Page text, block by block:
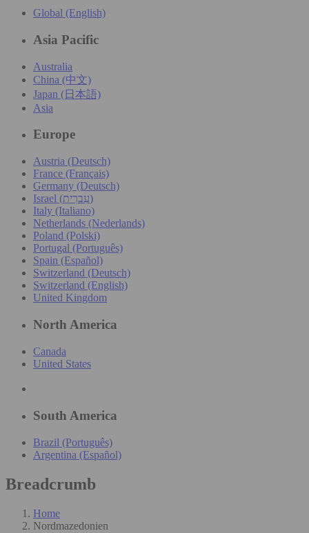
Global (English)
Asia Pacific
Australia
China (中文)
Japan (日本語)
Asia
Europe
Austria (Deutsch)
France (Français)
Germany (Deutsch)
Israel (עִברִית)
Italy (Italiano)
Netherlands (Nederlands)
Poland (Polski)
Portugal (Português)
Spain (Español)
Switzerland (Deutsch)
Switzerland (English)
United Kingdom
North America
Canada
United States
South America
Brazil (Português)
Argentina (Español)
Breadcrumb
Home
Nordmazedonien